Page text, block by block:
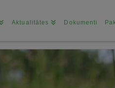
Aktualitātes Dokumenti